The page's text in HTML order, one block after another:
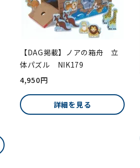
【DAG掲載】ノアの箱舟 立
体パズル NIK179
4,950円
詳細を見る